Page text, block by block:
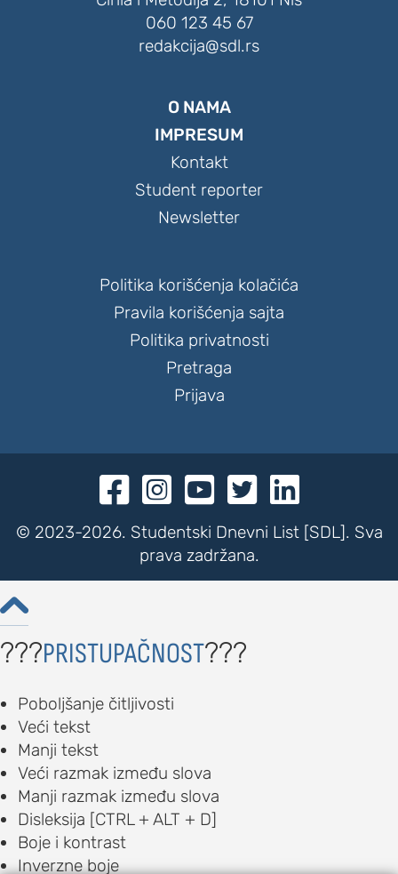
060 123 45 67
redakcija@sdl.rs
O NAMA
IMPRESUM
Kontakt
Student reporter
Newsletter
Politika korišćenja kolačića
Pravila korišćenja sajta
Politika privatnosti
Pretraga
Prijava
    
© 2023-2026. Studentski Dnevni List [SDL]. Sva
prava zadržana.

???PRISTUPAČNOST???
Poboljšanje čitljivosti
Veći tekst
Manji tekst
Veći razmak između slova
Manji razmak između slova
Disleksija [CTRL + ALT + D]
Boje i kontrast
Inverzne boje